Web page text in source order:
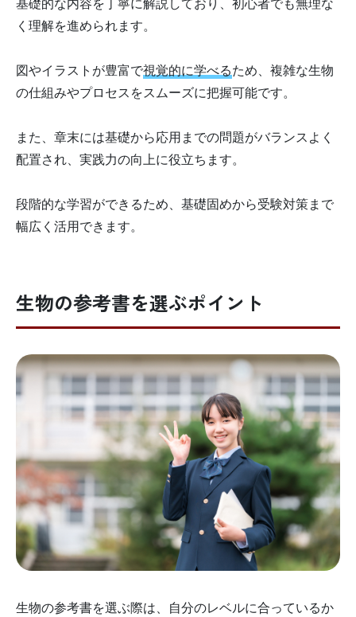
く理解を進められます。
図やイラストが豊富で視覚的に学べるため、複雑な生物
の仕組みやプロセスをスムーズに把握可能です。
また、章末には基礎から応用までの問題がバランスよく
配置され、実践力の向上に役立ちます。
段階的な学習ができるため、基礎固めから受験対策まで
幅広く活用できます。
生物の参考書を選ぶポイント
生物の参考書を選ぶ際は、自分のレベルに合っているか